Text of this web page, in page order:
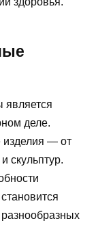
является
деле.
изделия — от
скульптур.